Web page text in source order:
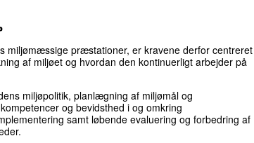
miljømæssige præstationer, er kravene derfor centreret
af miljøet og hvordan den kontinuerligt arbejder på
miljøpolitik, planlægning af miljømål og
og bevidsthed i og omkring
samt løbende evaluering og forbedring af